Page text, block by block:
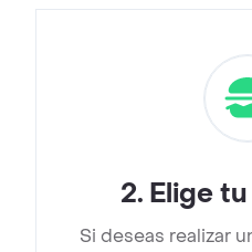
2. Elige
Si deseas realizar